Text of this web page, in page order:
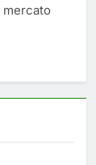
mercato